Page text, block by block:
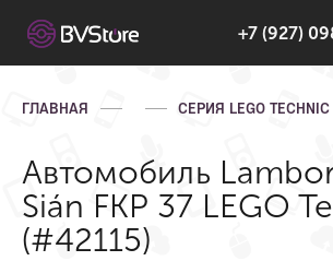
+7 (927)
ГЛАВНАЯ СЕРИЯ LEGO TECHNIC
Автомобиль
Sián FKP 37 LEGO
(#42115)